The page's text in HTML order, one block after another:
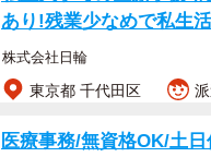
あり!残業少なめで私生
株式会社日輪
東京都 千代田区
医療事務/無資格OK/土